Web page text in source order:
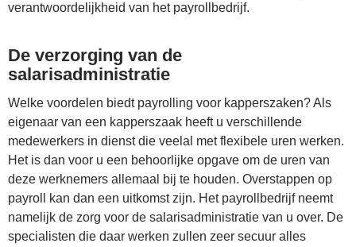
verantwoordelijkheid van het payrollbedrijf.
De verzorging van de
salarisadministratie
Welke voordelen biedt payrolling voor kapperszaken? Als
eigenaar van een kapperszaak heeft u verschillende
medewerkers in dienst die veelal met flexibele uren werken.
Het is dan voor u een behoorlijke opgave om de uren van
deze werknemers allemaal bij te houden. Overstappen op
payroll kan dan een uitkomst zijn. Het payrollbedrijf neemt
namelijk de zorg voor de salarisadministratie van u over. De
specialisten die daar werken zullen zeer secuur alles